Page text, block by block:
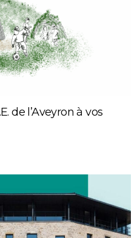
de l’Aveyron à vos